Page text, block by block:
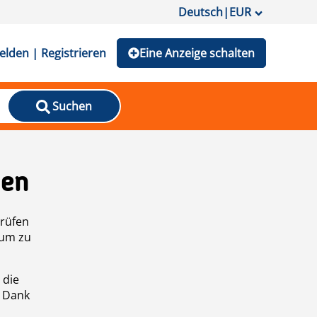
Deutsch|EUR
| Registrieren Eine Anzeige schalten
Suchen
zu
die